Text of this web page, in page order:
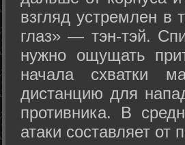
взгляд устремлен в
глаз» — тэн-тэй.
нужно ощущать
начала схватки
дистанцию для
противника. В
атаки составляет от